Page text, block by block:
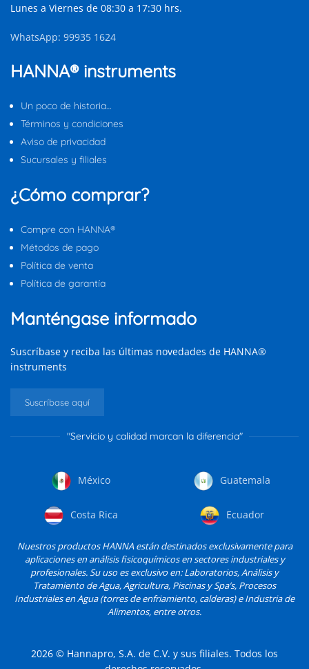
Lunes a Viernes de 08:30 a 17:30 hrs.
WhatsApp: 99935 1624
HANNA® instruments
Un poco de historia…
Términos y condiciones
Aviso de privacidad
Sucursales y filiales
¿Cómo comprar?
Compre con HANNA®
Métodos de pago
Política de venta
Política de garantía
Manténgase informado
Suscríbase y reciba las últimas novedades de HANNA®
instruments
Suscríbase aquí
"Servicio y calidad marcan la diferencia"
México Guatemala
Costa Rica Ecuador
Nuestros productos HANNA están destinados exclusivamente para
aplicaciones en análisis fisicoquímicos en sectores industriales y
profesionales. Su uso es exclusivo en: Laboratorios, Análisis y
Tratamiento de Agua, Agricultura, Piscinas y Spa’s, Procesos
Industriales en Agua (torres de enfriamiento, calderas) e Industria de
Alimentos, entre otros.
2026 © Hannapro, S.A. de C.V. y sus filiales. Todos los